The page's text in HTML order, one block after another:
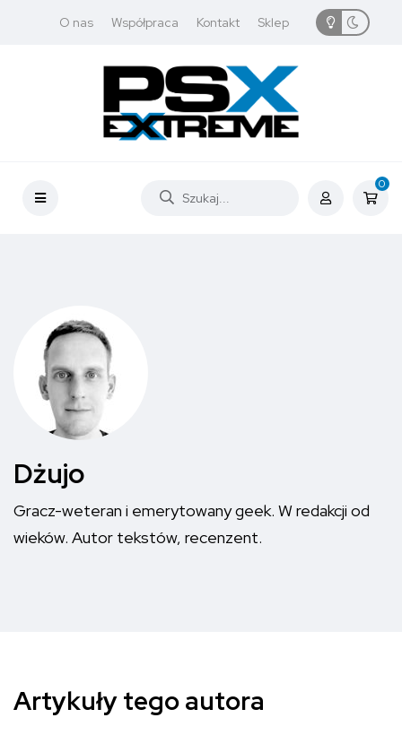
O nas Współpraca Kontakt Sklep
0
Dżujo
Gracz-weteran i emerytowany geek. W redakcji od
wieków. Autor tekstów, recenzent.
Artykuły tego autora